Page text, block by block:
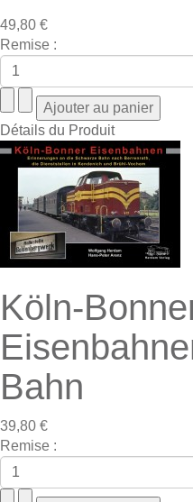
49,80 €
Remise :
Détails du Produit
Köln-
Bahn
39,80 €
Remise :